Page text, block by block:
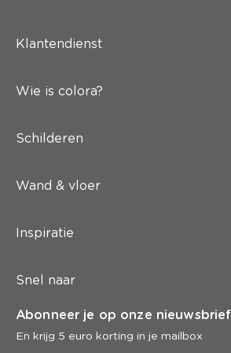
Klantendienst
Wie is colora?
Schilderen
Wand & vloer
Inspiratie
Snel naar
Abonneer je op onze nieuwsbrief
En krijg 5 euro korting in je mailbox